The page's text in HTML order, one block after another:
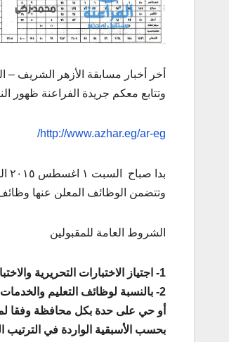
وتتابع معكم جريدة الفراعنة ظهور
http://www.azhar.eg/ar-eg/
بدا صباح السبت ١ اغسطس ٢٠١٥ التسجيل لوظائف الازهر الجديدة والتى اعلن عنها الخميس الماضي.
وتتضمن الوظائف المعلن عنها
الشروط العامة للمقبولين
1- اجتياز الاختبارات التحريرية والاختبارات الشفوية والمقابلة الشخصية.
2- بالنسبة لوظائف التعليم والخدمات المعاونة تكون المفاضلة بالنسبة للمتقدمين على مستوى كل مركز
أو حي على حدة بكل محافظة وفقا
بحسب الأسبقية الواردة في الترتيب